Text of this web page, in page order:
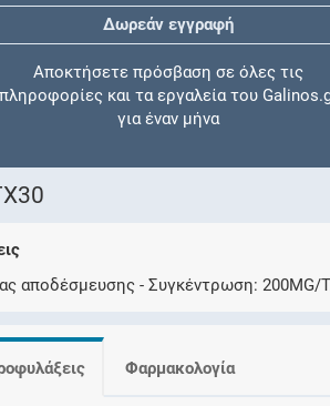
Δωρεάν εγγραφή
Αποκτήσετε πρόσβαση σε όλες τις
πληροφορίες και τα εργαλεία του
για έναν μήνα
Ελέγξτε την αγωγή σας για αντενδείξεις
αποδέσμευσης Συγκέντρωση 200MG/
Φαρμακολογία